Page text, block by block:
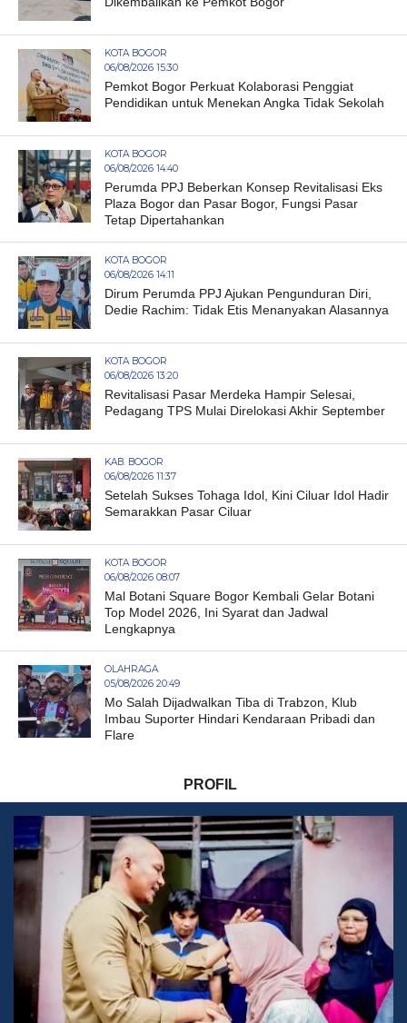
KOTA BOGOR
06/08/2026 15:30
Pemkot Bogor Perkuat Kolaborasi Penggiat
Pendidikan untuk Menekan Angka Tidak Sekolah
KOTA BOGOR
06/08/2026 14:40
Perumda PPJ Beberkan Konsep Revitalisasi Eks
Plaza Bogor dan Pasar Bogor, Fungsi Pasar
Tetap Dipertahankan
KOTA BOGOR
06/08/2026 14:11
Dirum Perumda PPJ Ajukan Pengunduran Diri,
Dedie Rachim: Tidak Etis Menanyakan Alasannya
KOTA BOGOR
06/08/2026 13:20
Revitalisasi Pasar Merdeka Hampir Selesai,
Pedagang TPS Mulai Direlokasi Akhir September
KAB. BOGOR
06/08/2026 11:37
Setelah Sukses Tohaga Idol, Kini Ciluar Idol Hadir
Semarakkan Pasar Ciluar
KOTA BOGOR
06/08/2026 08:07
Mal Botani Square Bogor Kembali Gelar Botani
Top Model 2026, Ini Syarat dan Jadwal
Lengkapnya
OLAHRAGA
05/08/2026 20:49
Mo Salah Dijadwalkan Tiba di Trabzon, Klub
Imbau Suporter Hindari Kendaraan Pribadi dan
Flare
PROFIL